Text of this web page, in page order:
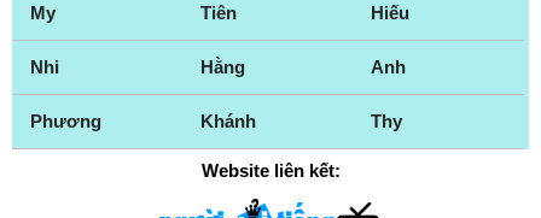
My Tiên Hiếu
Nhi Hằng Anh
Phương Khánh Thy
Website liên kết: